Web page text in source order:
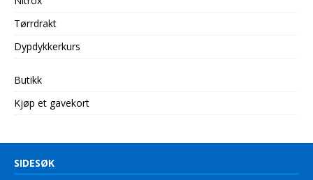
Tørrdrakt
Dypdykkerkurs
Butikk
Kjøp et gavekort
SIDESØK